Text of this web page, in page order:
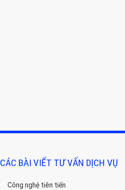
CÁC BÀI VIẾT TƯ VẤN DỊCH VỤ
Công nghệ tiên tiến